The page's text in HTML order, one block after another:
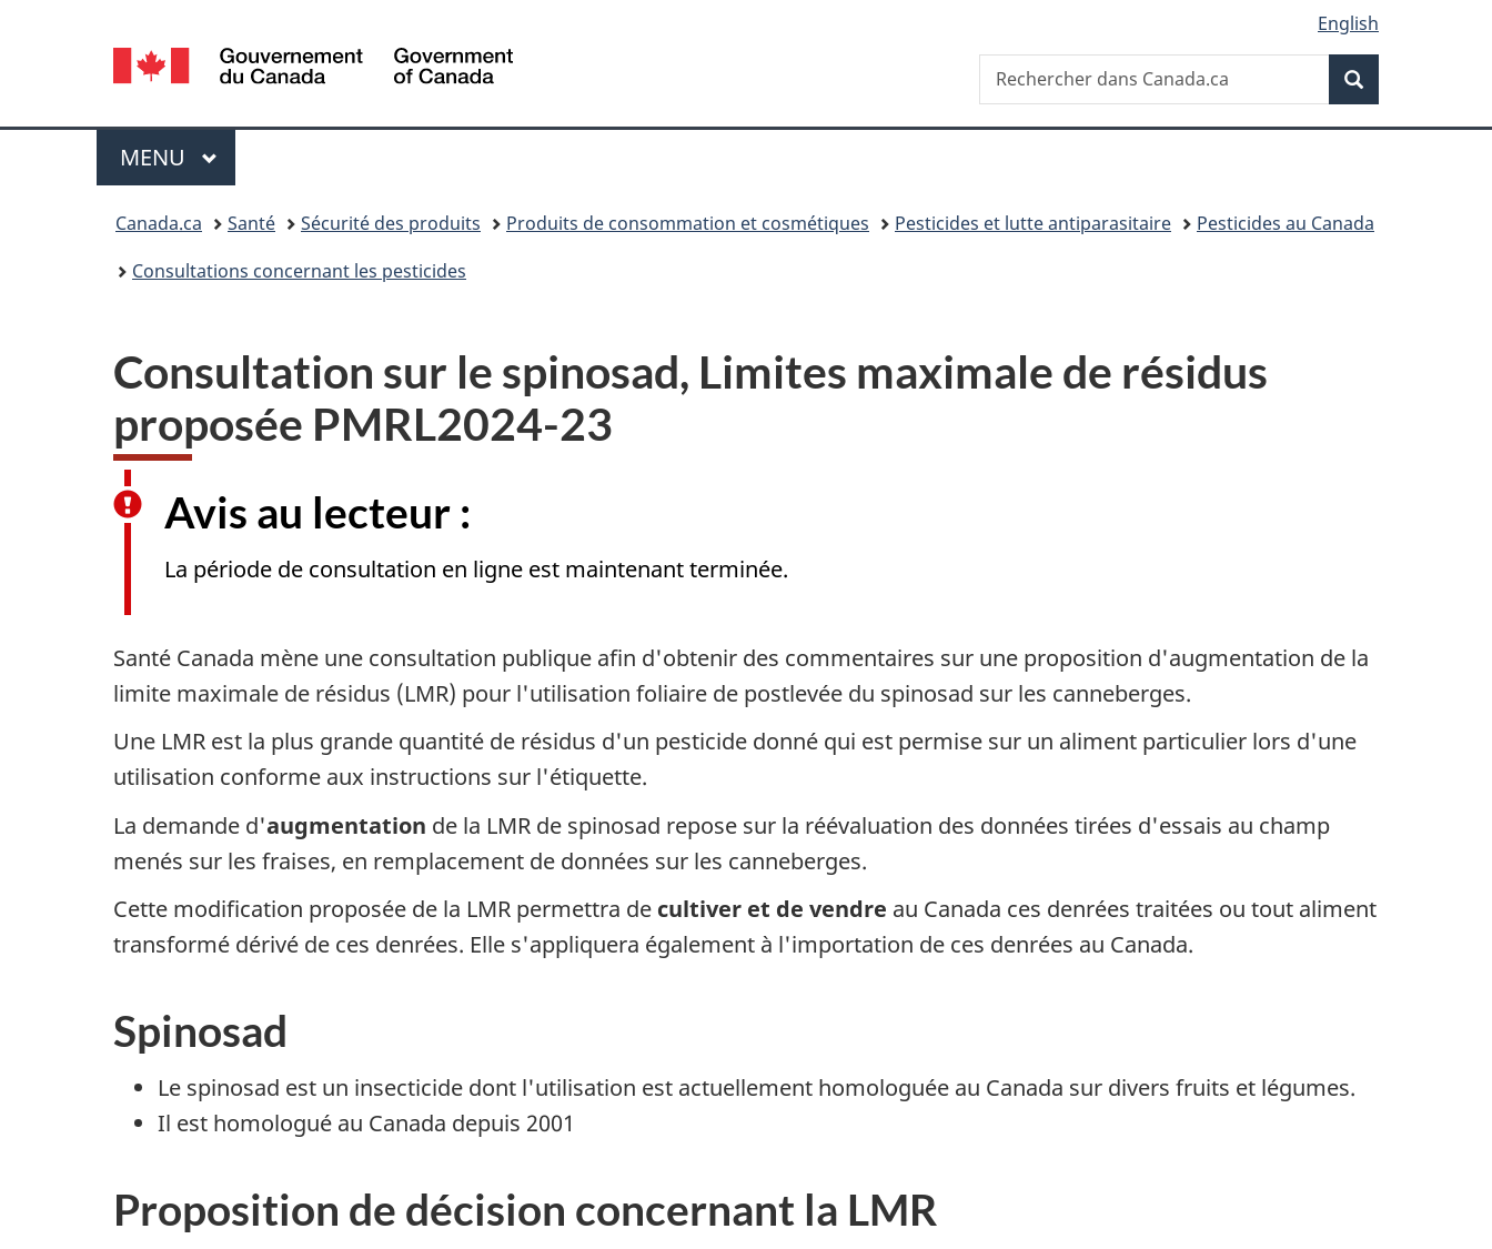
sujet
HTML
Sélection
de
la
langue
English
Canada
Recherche
Rechercher
dans
Menu
MENU PRINCIPAL
Canada.ca Santé Sécurité des produits Produits de consommation et cosmétiques Pesticides et lutte antiparasitaire
Pesticides au Canada
Consultations concernant les pesticides
Consultation sur le spinosad, Limites maximale de résidus
proposée PMRL2024-23
Avis au lecteur :
La période de consultation en ligne est maintenant terminée.
Santé Canada mène une consultation publique afin d'obtenir des commentaires sur une proposition d'augmentation de la
limite maximale de résidus (LMR) pour l'utilisation foliaire de postlevée du spinosad sur les canneberges.
Une LMR est la plus grande quantité de résidus d'un pesticide donné qui est permise sur un aliment particulier lors d'une
utilisation conforme aux instructions sur l'étiquette.
La demande d'augmentation de la LMR de spinosad repose sur la réévaluation des données tirées d'essais au champ
menés sur les fraises, en remplacement de données sur les canneberges.
Cette modification proposée de la LMR permettra de cultiver et de vendre au Canada ces denrées traitées ou tout aliment
transformé dérivé de ces denrées. Elle s'appliquera également à l'importation de ces denrées au Canada.
Spinosad
Le spinosad est un insecticide dont l'utilisation est actuellement homologuée au Canada sur divers fruits et légumes.
Il est homologué au Canada depuis 2001
Proposition de décision concernant la LMR